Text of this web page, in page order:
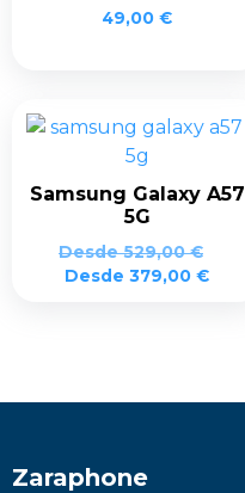
49,00 €
Samsung Galaxy A57
5G
Desde529,00€
Desde 379,00 €
Zaraphone